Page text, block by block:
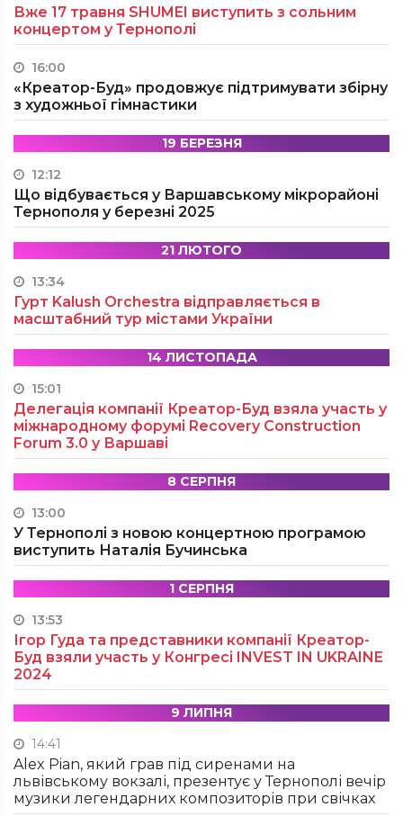
Вже 17 травня SHUMEI виступить з сольним
концертом у Тернополі
16:00
«Креатор-Буд» продовжує підтримувати збірну
з художньої гімнастики
19 БЕРЕЗНЯ
12:12
Що відбувається у Варшавському мікрорайоні
Тернополя у березні 2025
21 ЛЮТОГО
13:34
Гурт Kalush Orchestra відправляється в
масштабний тур містами України
14 ЛИСТОПАДА
15:01
Делегація компанії Креатор-Буд взяла участь у
міжнародному форумі Recovery Construction
Forum 3.0 у Варшаві
8 СЕРПНЯ
13:00
У Тернополі з новою концертною програмою
виступить Наталія Бучинська
1 СЕРПНЯ
13:53
Ігор Гуда та представники компанії Креатор-
Буд взяли участь у Конгресі INVEST IN UKRAINE
2024
9 ЛИПНЯ
14:41
Alex Pian, який грав під сиренами на
львівському вокзалі, презентує у Тернополі вечір
музики легендарних композиторів при свічках